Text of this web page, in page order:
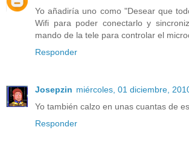
Yo añadiría uno como "Desear que
Wifi para poder conectarlo y
mando de la tele para controlar el
Responder
Josepzin miércoles, 01 diciembre,
Yo también calzo en unas cuantas de
Responder